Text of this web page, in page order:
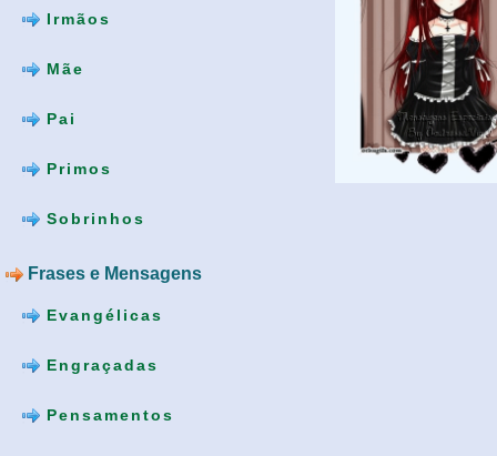
Irmãos
Mãe
Pai
Primos
Sobrinhos
Frases e Mensagens
Evangélicas
Engraçadas
Pensamentos